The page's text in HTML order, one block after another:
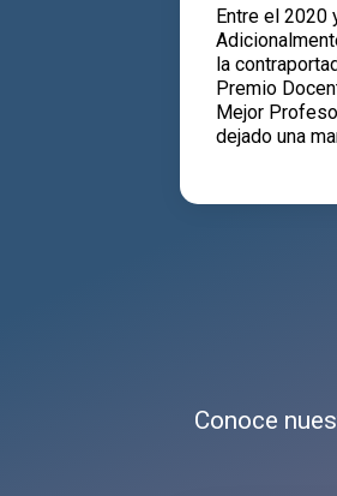
Entre el 2020
la
Premio
Mejor
dejado una
Conoce